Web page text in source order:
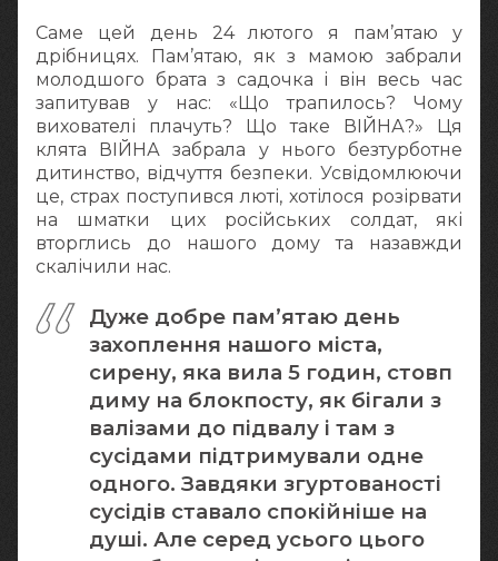
Саме цей день 24 лютого я пам’ятаю у
дрібницях. Пам’ятаю, як з мамою забрали
молодшого брата з садочка і він весь час
запитував у нас: «Що трапилось? Чому
вихователі плачуть? Що таке ВІЙНА?» Ця
клята ВІЙНА забрала у нього безтурботне
дитинство, відчуття безпеки. Усвідомлюючи
це, страх поступився люті, хотілося розірвати
на шматки цих російських солдат, які
вторглись до нашого дому та назавжди
скалічили нас.
Дуже добре пам’ятаю день
захоплення нашого міста,
сирену, яка вила 5 годин, стовп
диму на блокпосту, як бігали з
валізами до підвалу і там з
сусідами підтримували одне
одного. Завдяки згуртованості
сусідів ставало спокійніше на
душі. Але серед усього цього